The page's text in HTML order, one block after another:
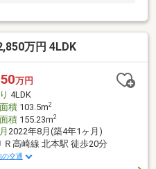
☆エアコン４台、おしゃれ
３台可♪プラスお庭付き
☆便利な外水栓付き☆設計・
査に実績多数！！現在居住中
気軽にお待ちしております♪
万円 4LDK
万円
4LDK
積103.5m2
積155.23m2
2022年8月(築4年1ヶ月)
Ｒ高崎線 北本駅 徒歩20分
の交通